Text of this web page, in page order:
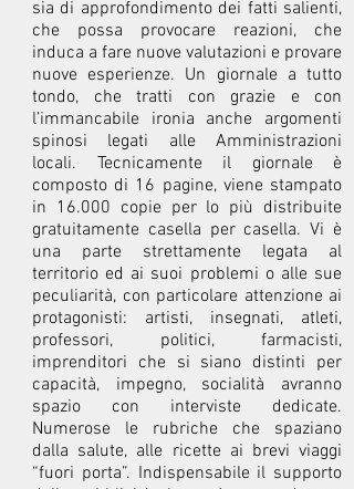
sia di approfondimento dei fatti salienti,
che possa provocare reazioni, che
induca a fare nuove valutazioni e provare
nuove esperienze. Un giornale a tutto
tondo, che tratti con grazie e con
l’immancabile ironia anche argomenti
spinosi legati alle Amministrazioni
locali. Tecnicamente il giornale è
composto di 16 pagine, viene stampato
in 16.000 copie per lo più distribuite
gratuitamente casella per casella. Vi è
una parte strettamente legata al
territorio ed ai suoi problemi o alle sue
peculiarità, con particolare attenzione ai
protagonisti: artisti, insegnati, atleti,
professori, politici, farmacisti,
imprenditori che si siano distinti per
capacità, impegno, socialità avranno
spazio con interviste dedicate.
Numerose le rubriche che spaziano
dalla salute, alle ricette ai brevi viaggi
“fuori porta”. Indispensabile il supporto